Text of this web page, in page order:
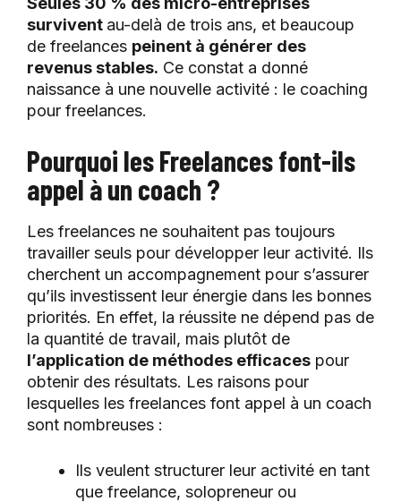
survivent au-delà de trois ans, et beaucoup
de freelances peinent à générer des
revenus stables. Ce constat a donné
naissance à une nouvelle activité : le coaching
pour freelances.
Pourquoi les Freelances font-ils
appel à un coach ?
Les freelances ne souhaitent pas toujours
travailler seuls pour développer leur activité. Ils
cherchent un accompagnement pour s’assurer
qu’ils investissent leur énergie dans les bonnes
priorités. En effet, la réussite ne dépend pas de
la quantité de travail, mais plutôt de
l’application de méthodes efficaces pour
obtenir des résultats. Les raisons pour
lesquelles les freelances font appel à un coach
sont nombreuses :
Ils veulent structurer leur activité en tant
que freelance, solopreneur ou